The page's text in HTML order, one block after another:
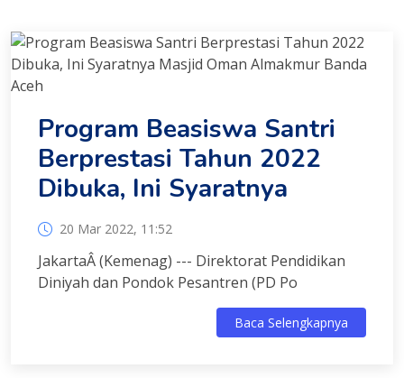
Program Beasiswa Santri
Berprestasi Tahun 2022
Dibuka, Ini Syaratnya
20 Mar 2022, 11:52
JakartaÂ (Kemenag) --- Direktorat Pendidikan
Diniyah dan Pondok Pesantren (PD Po
Baca Selengkapnya